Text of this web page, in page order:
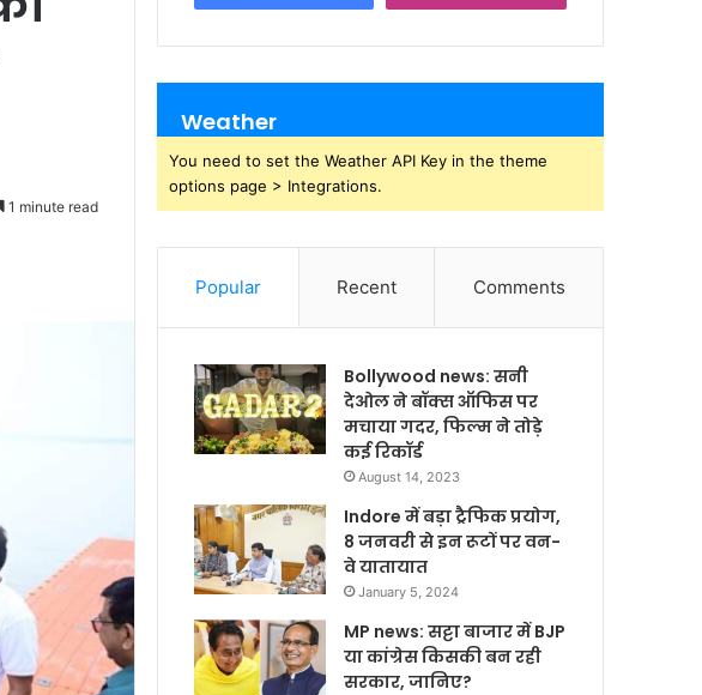
1 minute read
Weather
You need to set the Weather API Key in the theme
options page > Integrations.
Popular Recent Comments
Bollywood news: सनी
देओल ने बॉक्स ऑफिस पर
मचाया गदर, फिल्म ने तोड़े
कई रिकॉर्ड
August 14, 2023
Indore में बड़ा ट्रैफिक प्रयोग,
8 जनवरी से इन रूटों पर वन-
वे यातायात
January 5, 2024
MP news: सट्टा बाजार में BJP
या कांग्रेस किसकी बन रही
सरकार, जानिए?